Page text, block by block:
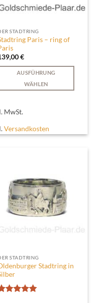
STADTRING
Paris – ring of
€
AUSFÜHRUNG
WÄHLEN
können
Produktseite
MwSt.
Versandkosten
STADTRING
Stadtring in